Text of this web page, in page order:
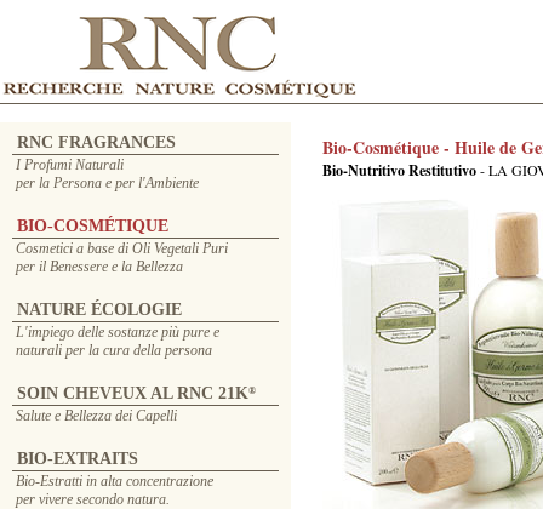
RNC FRAGRANCES
I Profumi Naturali
per la Persona e per l'Ambiente
BIO-COSMÉTIQUE
Cosmetici a base di Oli Vegetali Puri
per il Benessere e la Bellezza
NATURE ÉCOLOGIE
L'impiego delle sostanze più pure e
naturali per la cura della persona
SOIN CHEVEUX AL RNC 21K®
Salute e Bellezza dei Capelli
BIO-EXTRAITS
Bio-Estratti in alta concentrazione
per vivere secondo natura.
Bio-Cosmétique - Huile de
Bio-Nutritivo Restitutivo- LA